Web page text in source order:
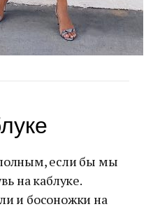
если бы мы
на каблуке.
и босоножки на